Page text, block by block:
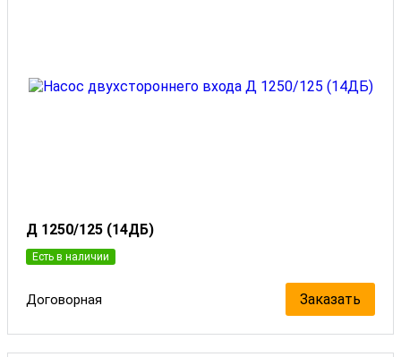
Д 1250/125 (14ДБ)
Есть в наличии
Договорная Заказать